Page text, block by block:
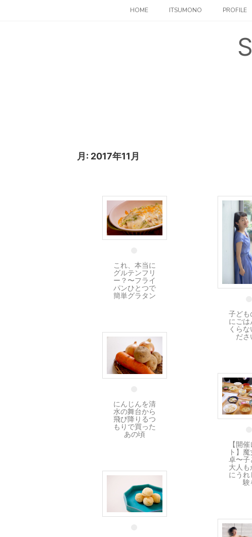
HOME ITSUMONO PROFILE
月: 2017年11月
30 11月
これ、本当に
グルテンフリ
ー？〜フライ
パンひとつで
簡単グラタン
子ども
にごは
くらな
ださ
27 11月
にんじんを清
水の舞台から
飛び降りるつ
もりで買った
あの頃
【開
ト】
卓〜子
大人も
にうれ
験
23 11月